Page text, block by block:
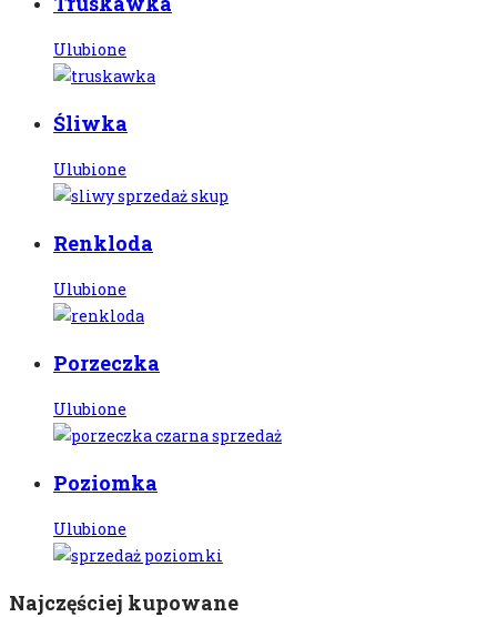
Ulubione
Śliwka
Ulubione
Renkloda
Ulubione
Porzeczka
Ulubione
Poziomka
Ulubione
Najczęściej kupowane